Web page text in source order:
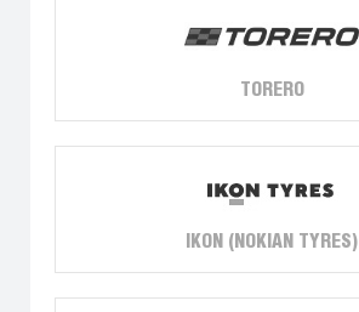
TORERO
IKON (NOKIAN TYRES)